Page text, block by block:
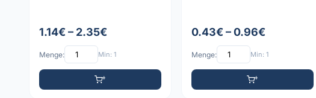
1.14€ – 2.35€
Menge: Min: 1
0.43€ – 0.96€
Menge: Min: 1